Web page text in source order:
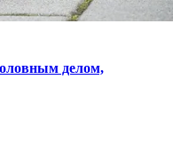
делом,